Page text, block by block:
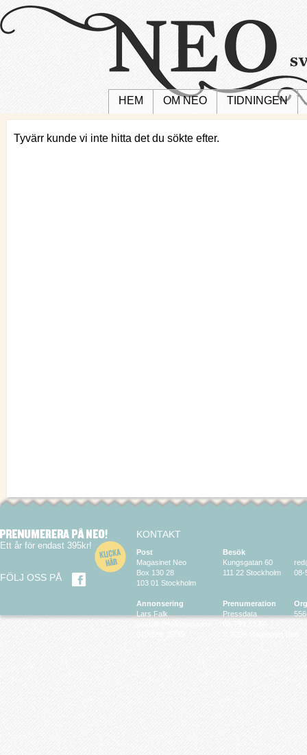
HEM OM NEO TIDNINGEN
Tyvärr kunde vi inte hitta det du sökte efter.
Ett år för endast 395kr!
FÖLJ OSS PÅ
KONTAKT
Post
Magasinet Neo
Box 130 28
103 01 Stockholm
Annonsering
Lars Falk
Besök
Kungsgatan 60
111 22 Stockholm
Prenumeration
Pressdata
08-